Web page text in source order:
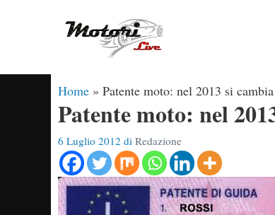
Home » Patente moto: nel 2013 si cambia
Patente moto: nel
6 Luglio 2012 di Redazione